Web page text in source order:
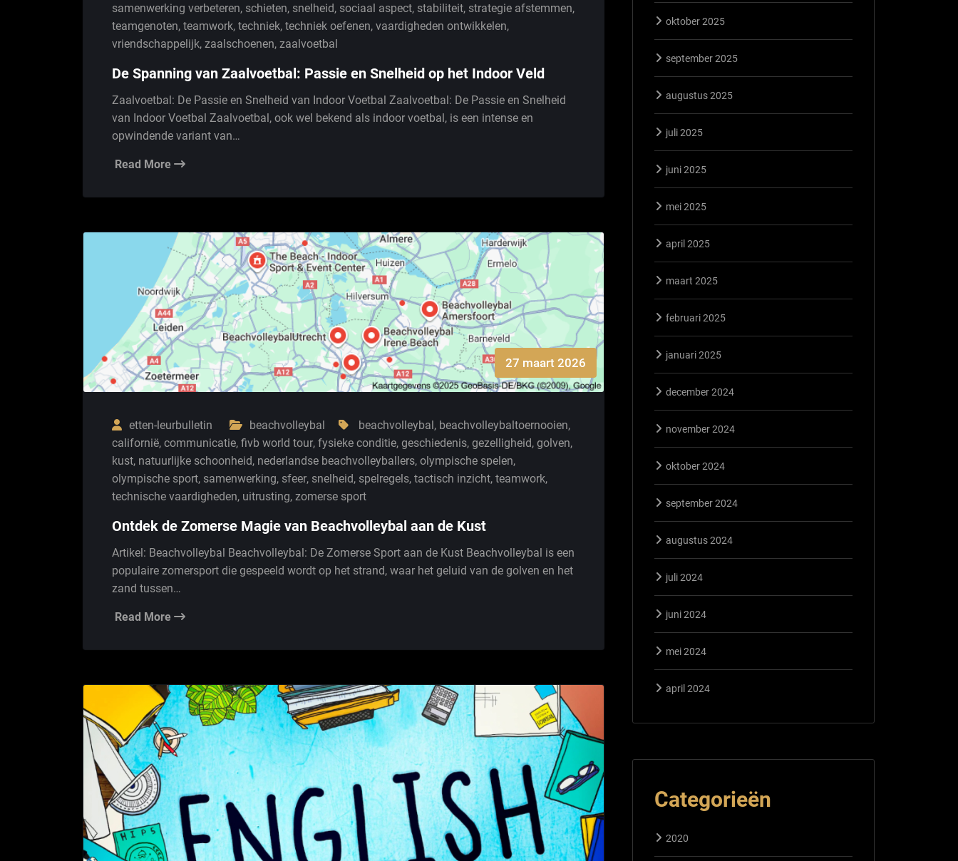
samenwerking verbeteren, schieten, snelheid, sociaal aspect, stabiliteit, strategie afstemmen,
teamgenoten, teamwork, techniek, techniek oefenen, vaardigheden ontwikkelen,
vriendschappelijk, zaalschoenen, zaalvoetbal
De Spanning van Zaalvoetbal: Passie en Snelheid op het Indoor Veld
Zaalvoetbal: De Passie en Snelheid van Indoor Voetbal Zaalvoetbal: De Passie en Snelheid
van Indoor Voetbal Zaalvoetbal, ook wel bekend als indoor voetbal, is een intense en
opwindende variant van…
Read More
27 maart 2026
etten-leurbulletin beachvolleybal beachvolleybal, beachvolleybaltoernooien,
californië, communicatie, fivb world tour, fysieke conditie, geschiedenis, gezelligheid, golven,
kust, natuurlijke schoonheid, nederlandse beachvolleyballers, olympische spelen,
olympische sport, samenwerking, sfeer, snelheid, spelregels, tactisch inzicht, teamwork,
technische vaardigheden, uitrusting, zomerse sport
Ontdek de Zomerse Magie van Beachvolleybal aan de Kust
Artikel: Beachvolleybal Beachvolleybal: De Zomerse Sport aan de Kust Beachvolleybal is een
populaire zomersport die gespeeld wordt op het strand, waar het geluid van de golven en het
zand tussen…
Read More
oktober 2025
september 2025
augustus 2025
juli 2025
juni 2025
mei 2025
april 2025
maart 2025
februari 2025
januari 2025
december 2024
november 2024
oktober 2024
september 2024
augustus 2024
juli 2024
juni 2024
mei 2024
april 2024
Categorieën
2020